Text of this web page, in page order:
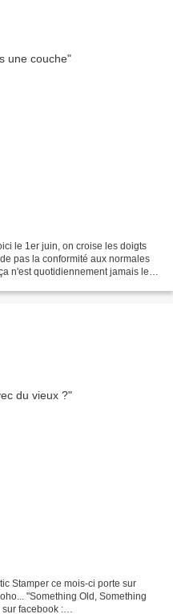
le 1er juin, on croise les doigts
pas la conformité aux normales
n'est quotidiennement jamais le
Stamper ce mois-ci porte sur
"Something Old, Something
facebook :